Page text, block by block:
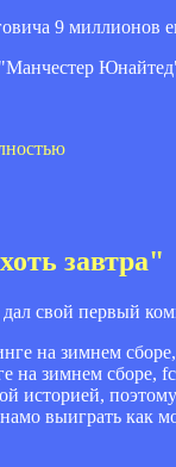
9 миллионов
завтра"
свой первый
на зимнем сборе,
выиграть как